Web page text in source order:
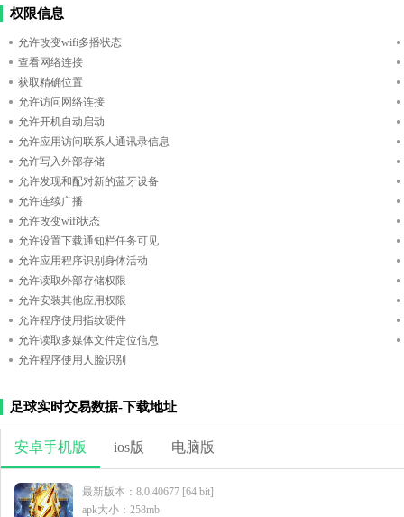
权限信息
允许改变wifi多播状态
查看网络连接
获取精确位置
允许访问网络连接
允许开机自动启动
允许应用访问联系人通讯录信息
允许写入外部存储
允许发现和配对新的蓝牙设备
允许连续广播
允许改变wifi状态
允许设置下载通知栏任务可见
允许应用程序识别身体活动
允许读取外部存储权限
允许安装其他应用权限
允许程序使用指纹硬件
允许读取多媒体文件定位信息
允许程序使用人脸识别
足球实时交易数据-下载地址
安卓手机版 ios版 电脑版
最新版本：8.0.40677 [64 bit]
apk大小：258mb